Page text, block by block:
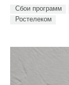
Сбои программ
Ростелеком